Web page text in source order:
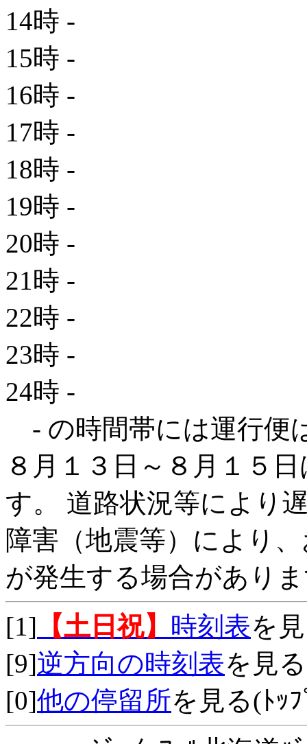
14時 -
15時 -
16時 -
17時 -
18時 -
19時 -
20時 -
21時 -
22時 -
23時 -
24時 -
- の時間帯には運行便
８月１３日～８月１５
す。 道路状況等により
障害（地震等）により
が発生する場合があり
[1] 【土日祝】 時刻表を
[9]逆方向の時刻表を見る
[0]他の停留所を見る(ﾄｯ